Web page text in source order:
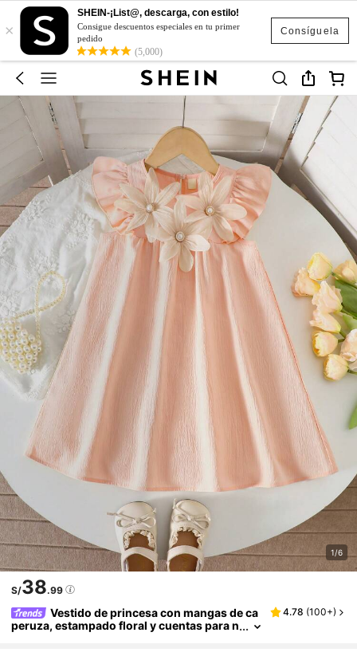
Consíguela
×
SHEIN-¡List@, descarga, con estilo!
Consigue descuentos especiales en tu primer
pedido
(5,000)
1/6
S/38.99
Vestido de princesa con mangas de ca
peruza, estampado floral y cuentas para n
4.78 (100+)